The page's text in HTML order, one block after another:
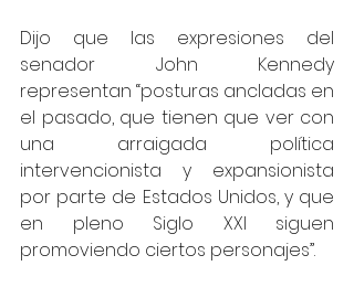
Dijo que las expresiones del
senador John Kennedy
representan “posturas ancladas en
el pasado, que tienen que ver con
una arraigada política
intervencionista y expansionista
por parte de Estados Unidos, y que
en pleno Siglo XXI siguen
promoviendo ciertos personajes”.